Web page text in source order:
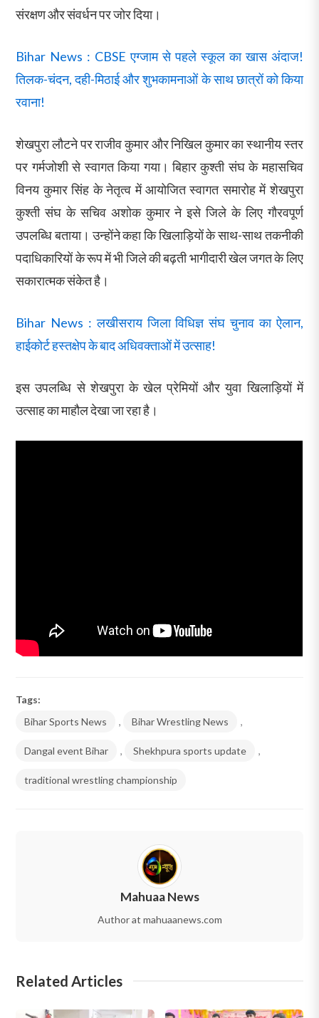
संरक्षण और संवर्धन पर जोर दिया।
Bihar News : CBSE एग्जाम से पहले स्कूल का खास अंदाज!
तिलक-चंदन, दही-मिठाई और शुभकामनाओं के साथ छात्रों को किया
रवाना!
शेखपुरा लौटने पर राजीव कुमार और निखिल कुमार का स्थानीय स्तर
पर गर्मजोशी से स्वागत किया गया। बिहार कुश्ती संघ के महासचिव
विनय कुमार सिंह के नेतृत्व में आयोजित स्वागत समारोह में शेखपुरा
कुश्ती संघ के सचिव अशोक कुमार ने इसे जिले के लिए गौरवपूर्ण
उपलब्धि बताया। उन्होंने कहा कि खिलाड़ियों के साथ-साथ तकनीकी
पदाधिकारियों के रूप में भी जिले की बढ़ती भागीदारी खेल जगत के लिए
सकारात्मक संकेत है।
Bihar News : लखीसराय जिला विधिज्ञ संघ चुनाव का ऐलान,
हाईकोर्ट हस्तक्षेप के बाद अधिवक्ताओं में उत्साह!
इस उपलब्धि से शेखपुरा के खेल प्रेमियों और युवा खिलाड़ियों में
उत्साह का माहौल देखा जा रहा है।
Tags:
Bihar Sports News
, Bihar Wrestling News ,
Dangal event Bihar , Shekhpura sports update ,
traditional wrestling championship
Mahuaa News
Author at mahuaanews.com
Related Articles